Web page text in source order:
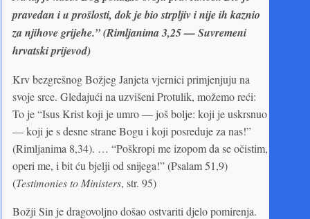
pravedan i u prošlosti, dok je bio strpljiv i nije ih kaznio
za njihove grijehe.” (Rimljanima 3,25 — Suvremeni
hrvatski prijevod)
Krv bezgrešnog Božjeg Janjeta vjernici primjenjuju na
svoje srce. Gledajući na uzvišeni Protulik, možemo reći:
To je “Isus Krist koji je umro — još bolje: koji je uskrsnuo
— koji je s desne strane Bogu i koji posreduje za nas!”
(Rimljanima 8,34). … “Poškropi me izopom da se očistim,
operi me, i bit ću bjelji od snijega!” (Psalam 51,9)
(Testimonies to Ministers, str. 95)
Božji Sin je dragovoljno došao ostvariti djelo pomirenja.